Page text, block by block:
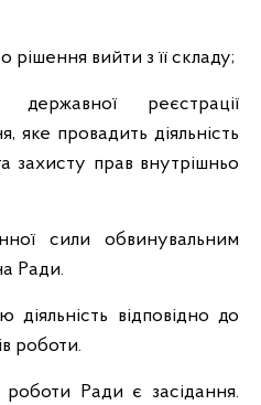
вийти з її складу;
реєстрації
яке провадить діяльність
захисту прав внутрішньо
сили обвинувальним
Ради.
відповідно до
роботи.
Ради є засідання.